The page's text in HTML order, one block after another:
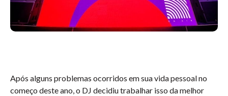
Após alguns problemas ocorridos em sua vida pessoal no
começo deste ano, o DJ decidiu trabalhar isso da melhor